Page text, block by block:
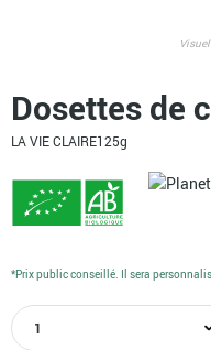
Dosettes de
LA VIE CLAIRE125g
quantité
de
*Prix public conseillé. Il sera